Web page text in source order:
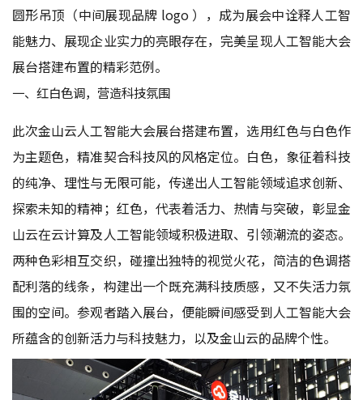
圆形吊顶（中间展现品牌 logo ），成为展会中诠释人工智
能魅力、展现企业实力的亮眼存在，完美呈现人工智能大会
展台搭建布置的精彩范例。
一、红白色调，营造科技氛围
此次金山云人工智能大会展台搭建布置，选用红色与白色作
为主题色，精准契合科技风的风格定位。白色，象征着科技
的纯净、理性与无限可能，传递出人工智能领域追求创新、
探索未知的精神；红色，代表着活力、热情与突破，彰显金
山云在云计算及人工智能领域积极进取、引领潮流的姿态。
两种色彩相互交织，碰撞出独特的视觉火花，简洁的色调搭
配利落的线条，构建出一个既充满科技质感，又不失活力氛
围的空间。参观者踏入展台，便能瞬间感受到人工智能大会
所蕴含的创新活力与科技魅力，以及金山云的品牌个性。